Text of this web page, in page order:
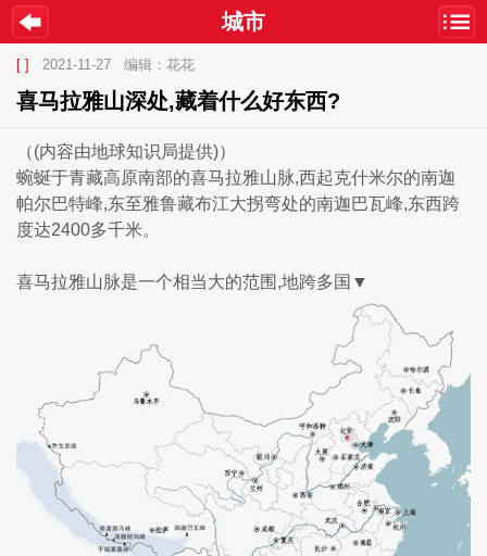
城市
[ ] 2021-11-27 编辑：花花
喜马拉雅山深处,藏着什么好东西?
（(内容由地球知识局提供)）
蜿蜒于青藏高原南部的喜马拉雅山脉,西起克什米尔的南迦
帕尔巴特峰,东至雅鲁藏布江大拐弯处的南迦巴瓦峰,东西跨
度达2400多千米。
喜马拉雅山脉是一个相当大的范围,地跨多国▼